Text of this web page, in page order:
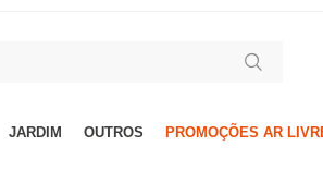
JARDIM OUTROS PROMOÇÕES AR